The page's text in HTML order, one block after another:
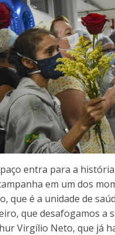
entra para a
em um dos
que é a unidade de
que desafogamos a
Virgílio Neto, que já